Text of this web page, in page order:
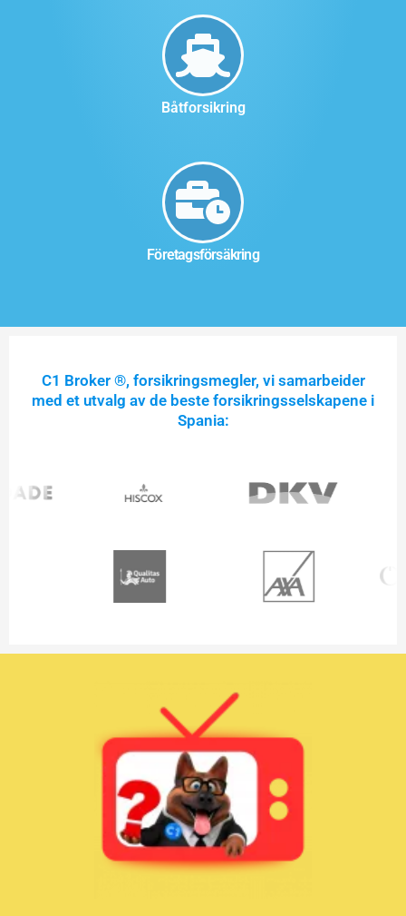
Båtforsikring
Företagsförsäkring
C1 Broker ®, forsikringsmegler, vi samarbeider
med et utvalg av de beste forsikringsselskapene i
Spania: